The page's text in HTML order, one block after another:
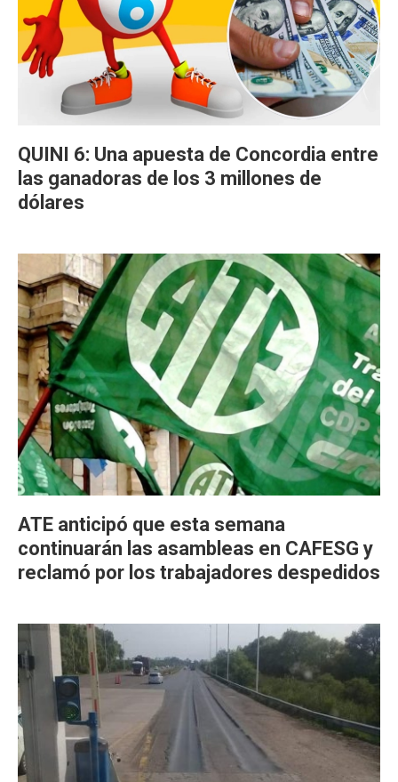
QUINI 6: Una apuesta de Concordia entre
las ganadoras de los 3 millones de
dólares
ATE anticipó que esta semana
continuarán las asambleas en CAFESG y
reclamó por los trabajadores despedidos